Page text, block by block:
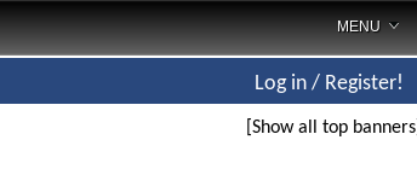
MENU
Log in / Register!
[Show all top banners]